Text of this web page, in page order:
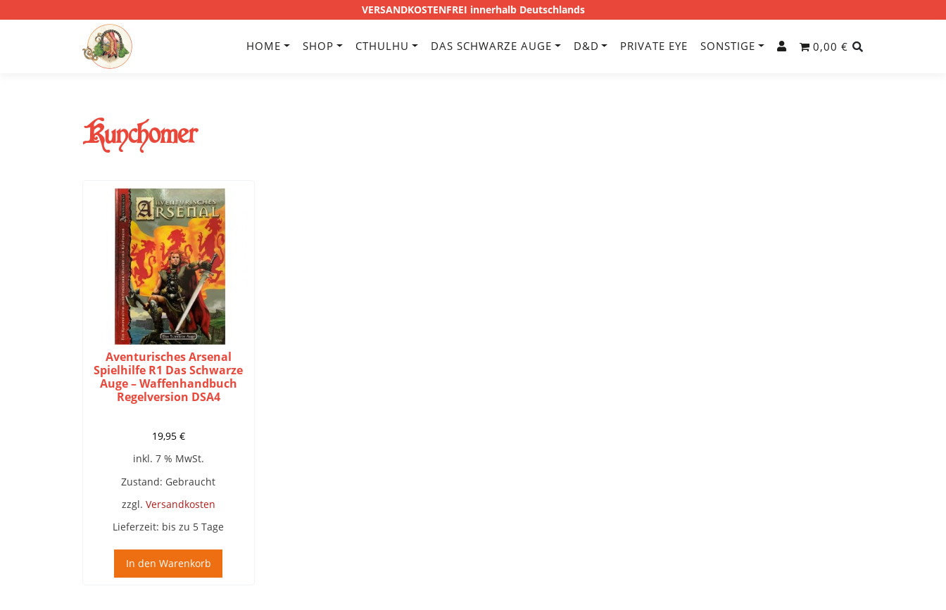
VERSANDKOSTENFREI innerhalb Deutschlands
HOME SHOP CTHULHU DAS SCHWARZE AUGE D&D PRIVATE EYE SONSTIGE 0,00 €
Kunchomer
Aventurisches Arsenal
Spielhilfe R1 Das Schwarze
Auge – Waffenhandbuch
Regelversion DSA4
19,95 €
inkl. 7 % MwSt.
Zustand: Gebraucht
zzgl. Versandkosten
Lieferzeit: bis zu 5 Tage
In den Warenkorb